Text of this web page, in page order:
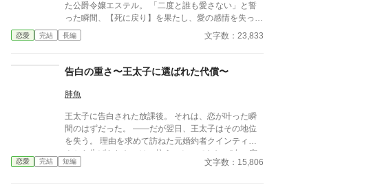
た公爵令嬢エステル。 「二度と誰も愛さない」と誓
った瞬間、【死に戻り】を果たし、愛の感情を失った
冷徹な復讐者として覚醒する。 エステルの標的は、
自分を裏切った元婚約者と仲間たち。彼女は未来の知
の知性を利用し、絶対的な庇護を」と、大胆な契約結
恋愛 完結 長編 文字数：23,833
告白の重さ〜王太子に選ばれた代償〜
肺魚
王太子に告白された放課後。 それは、恋が叶った瞬
間のはずだった。 ——だが翌日、王太子はその地位
を失う。 理由を求めて訪ねた元婚約者クインティー
ナから告げられたのは、抗うことのできない“血の宿
命”。 恋を選んだ代償に、彼が失ったものとは——。
恋愛 完結 短編 文字数：15,806